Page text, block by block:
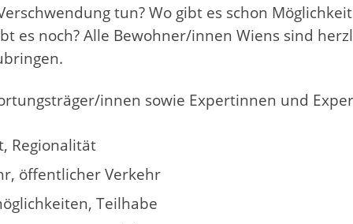
tun? Wo gibt es schon
es noch? Alle Bewohner/innen Wiens sind
innen sowie Expertinnen und
Regionalität
öffentlicher Verkehr
Teilhabe